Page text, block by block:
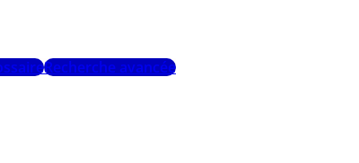
Recherche avancée